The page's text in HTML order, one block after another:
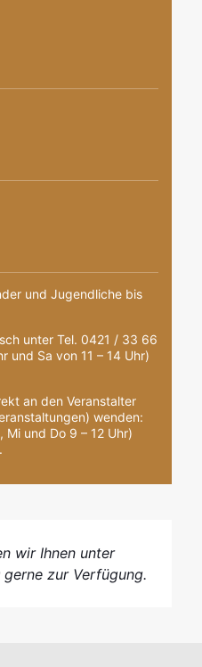
und Jugendliche bis
unter Tel. 0421 / 33 66
und Sa von 11 – 14 Uhr)
an den Veranstalter
wenden:
und Do 9 – 12 Uhr)
wir Ihnen unter
gerne zur Verfügung.